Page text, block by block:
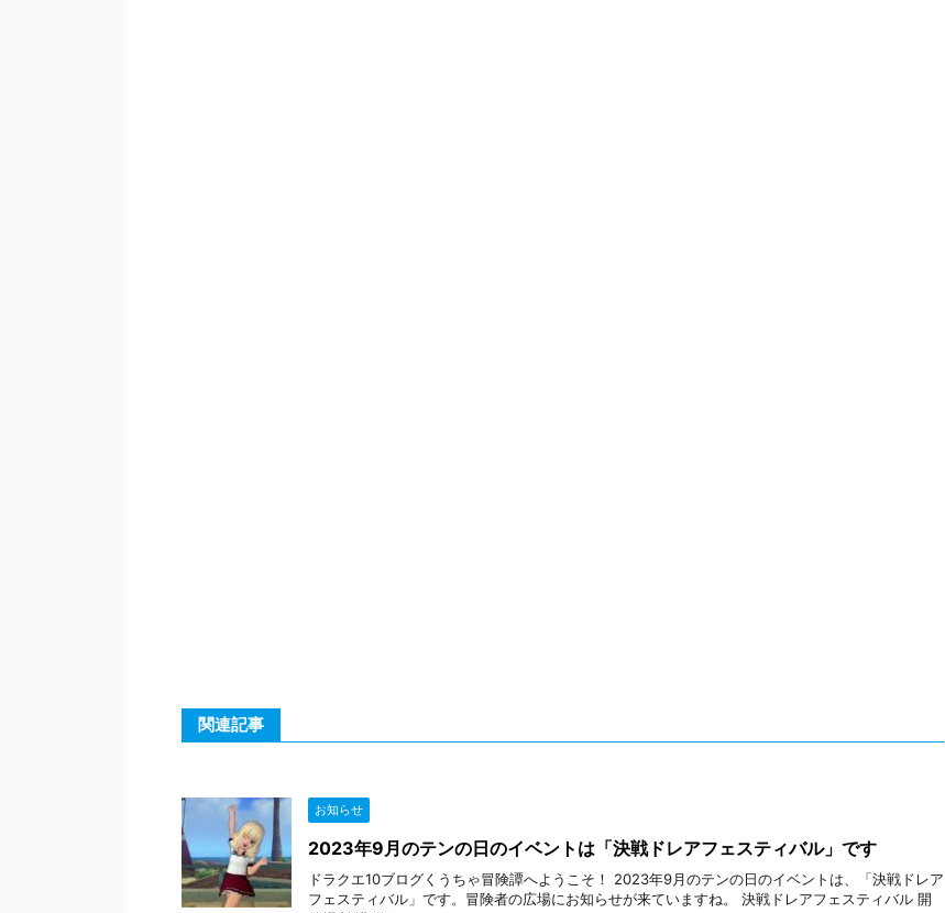
関連記事
お知らせ
2023年9月のテンの日のイベントは「決戦ドレアフェスティバル」です
ドラクエ10ブログくうちゃ冒険譚へようこそ！ 2023年9月のテンの日のイベントは、「決戦ドレア
フェスティバル」です。冒険者の広場にお知らせが来ていますね。 決戦ドレアフェスティバル 開